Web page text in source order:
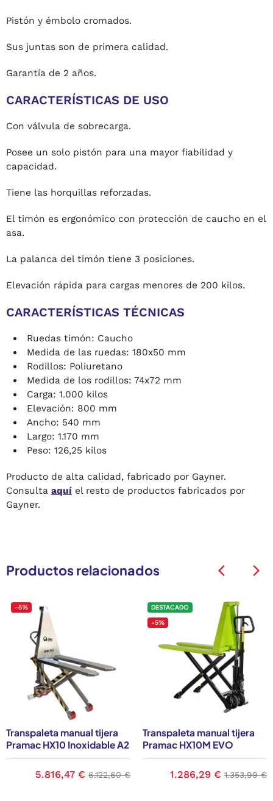
Pistón y émbolo cromados.
Sus juntas son de primera calidad.
Garantía de 2 años.
CARACTERÍSTICAS DE USO
Con válvula de sobrecarga.
Posee un solo pistón para una mayor fiabilidad y
capacidad.
Tiene las horquillas reforzadas.
El timón es ergonómico con protección de caucho en el
asa.
La palanca del timón tiene 3 posiciones.
Elevación rápida para cargas menores de 200 kilos.
CARACTERÍSTICAS TÉCNICAS
Ruedas timón: Caucho
Medida de las ruedas: 180x50 mm
Rodillos: Poliuretano
Medida de los rodillos: 74x72 mm
Carga: 1.000 kilos
Elevación: 800 mm
Ancho: 540 mm
Largo: 1.170 mm
Peso: 126,25 kilos
Producto de alta calidad, fabricado por Gayner.
Consulta aquí el resto de productos fabricados por
Gayner.
Productos relacionados
Transpaleta manual tijera
Pramac HX10 Inoxidable A2
-5%
Precio
5.816,47 € Precio base
6.122,60 €
Transpaleta manual tijera
Pramac HX10M EVO
DESTACADO
-5%
Precio
1.286,29 € Precio
1.353,99 €
arrow_back_ios arrow_back_ios